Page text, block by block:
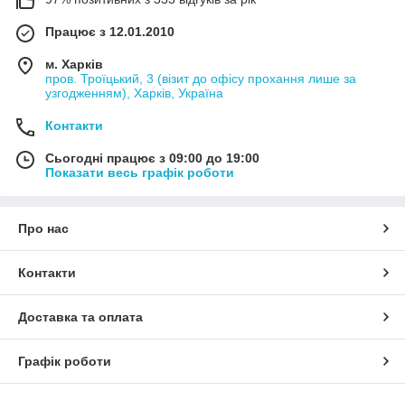
Працює з 12.01.2010
м. Харків
пров. Троїцький, 3 (візит до офісу прохання лише за
узгодженням), Харків, Україна
Контакти
Сьогодні працює з 09:00 до 19:00
Показати весь графік роботи
Про нас
Контакти
Доставка та оплата
Графік роботи